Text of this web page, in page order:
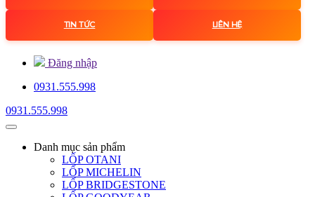
TIN TỨC LIÊN HỆ
Đăng nhập
0931.555.998
0931.555.998
Danh mục sản phẩm
LỐP OTANI
LỐP MICHELIN
LỐP BRIDGESTONE